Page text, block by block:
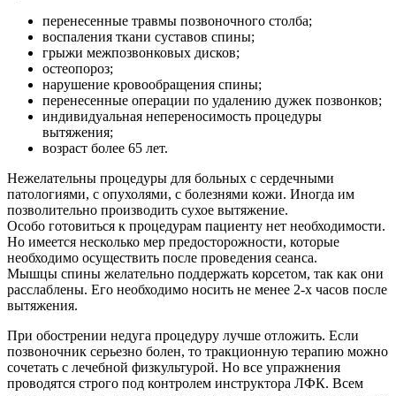
перенесенные травмы позвоночного столба;
воспаления ткани суставов спины;
грыжи межпозвонковых дисков;
остеопороз;
нарушение кровообращения спины;
перенесенные операции по удалению дужек позвонков;
индивидуальная непереносимость процедуры
вытяжения;
возраст более 65 лет.
Нежелательны процедуры для больных с сердечными
патологиями, с опухолями, с болезнями кожи. Иногда им
позволительно производить сухое вытяжение.
Особо готовиться к процедурам пациенту нет необходимости.
Но имеется несколько мер предосторожности, которые
необходимо осуществить после проведения сеанса.
Мышцы спины желательно поддержать корсетом, так как они
расслаблены. Его необходимо носить не менее 2-х часов после
вытяжения.
При обострении недуга процедуру лучше отложить. Если
позвоночник серьезно болен, то тракционную терапию можно
сочетать с лечебной физкультурой. Но все упражнения
проводятся строго под контролем инструктора ЛФК. Всем